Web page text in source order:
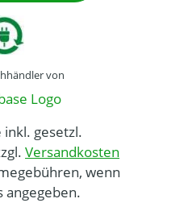
von
gesetzl.
Versandkosten
wenn
angegeben.